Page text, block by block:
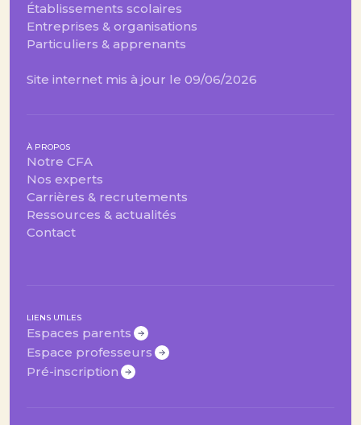
Établissements scolaires
Entreprises & organisations
Particuliers & apprenants
Site internet mis à jour le 09/06/2026
À PROPOS
Notre CFA
Nos experts
Carrières & recrutements
Ressources & actualités
Contact
LIENS UTILES
Espaces parents
Espace professeurs
Pré-inscription